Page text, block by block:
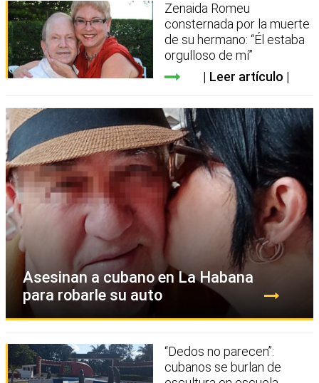
Zenaida Romeu
consternada por la muerte
de su hermano: “Él estaba
orgulloso de mí”
Leer artículo
Asesinan a cubano en La Habana
para robarle su auto
“Dedos no parecen”:
cubanos se burlan de